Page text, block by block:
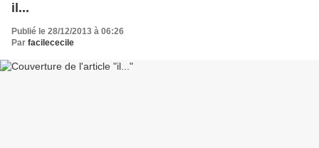
il...
Publié le 28/12/2013 à 06:26
Par facilececile